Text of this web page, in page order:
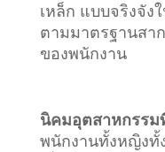
เหล็ก แบบจริงจัง
ตามมาตรฐานสา
ของพนักงาน
นิคมอุตสาหกรรม
พนักงานทั้งหญิงทั้